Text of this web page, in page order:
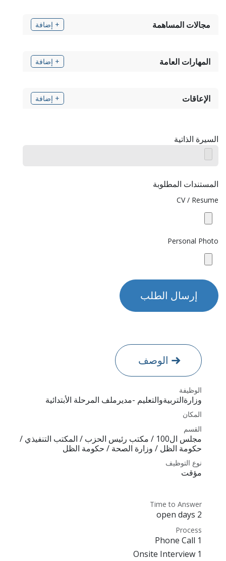
مجالات المساهمة + إضافة
المهارات العامة + إضافة
الإعاقات + إضافة
السيرة الذاتية
المستندات المطلوبة
CV / Resume
Personal Photo
إرسال الطلب
الوصف
الوظيفة
وزارةالتربيةوالتعليم -مديرملف المرحلة الأبتدائية
المكان
القسم
مجلس ال100 / مكتب رئيس الحزب / المكتب التنفيذي /
حكومة الظل / وزارة الصحة / حكومة الظل
نوع التوظيف
مؤقت
Time to Answer
2 open days
Process
1 Phone Call
1 Onsite Interview